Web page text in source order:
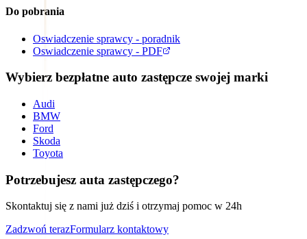
Do pobrania
Oswiadczenie sprawcy - poradnik
Oswiadczenie sprawcy - PDF
Wybierz bezpłatne auto zastępcze swojej marki
Audi
BMW
Ford
Skoda
Toyota
Potrzebujesz auta zastępczego?
Skontaktuj się z nami już dziś i otrzymaj pomoc w 24h
Zadzwoń terazFormularz kontaktowy